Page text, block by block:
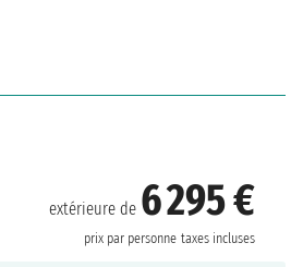
extérieure de 6 295 €
prix par personne taxes incluses